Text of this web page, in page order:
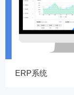
ERP系统